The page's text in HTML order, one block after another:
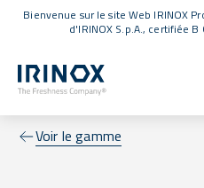
Bienvenue sur le site Web IRINOX
d'IRINOX S.p.A., certifiée B
Voir le gamme